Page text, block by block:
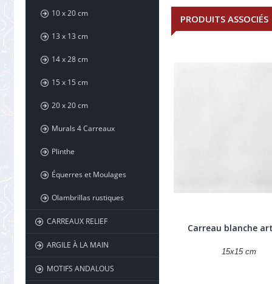
10 x 20 cm
13 x 13 cm
14 x 28 cm
15 x 15 cm
20 x 20 cm
Murals 4 Carreaux
Plinthe
Équerres et Moulages
Olambrillas rustiques
CARREAUX RELIEF
ARGILE À LA MAIN
MOTIFS ANDALOUS
PRODUITS ASSOCIÉS
Carreau blanche
15x15 cm